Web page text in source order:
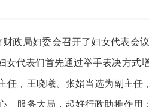
财政局妇委会召开了妇女代表会
女代表们首先通过举手表决方式
任，王晓曦、张娟当选为副主
、服务大局，起好行政助推作